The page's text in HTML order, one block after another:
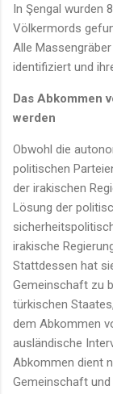
In Şengal wurden
Völkermords
Alle
identifiziert und
Das Abkommen
werden
Obwohl die
politischen
der irakischen
Lösung der
irakische
Stattdessen hat
Gemeinschaft zu
türkischen
dem Abkommen
ausländische
Abkommen dient
Gemeinschaft